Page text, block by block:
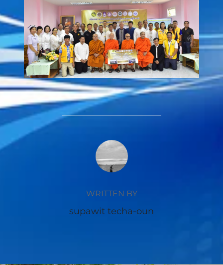
POST AUTHOR
WRITTEN BY
supawit techa-oun